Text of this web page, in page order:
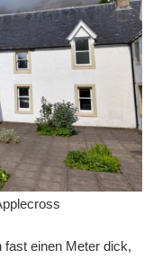
einen Meter dick,